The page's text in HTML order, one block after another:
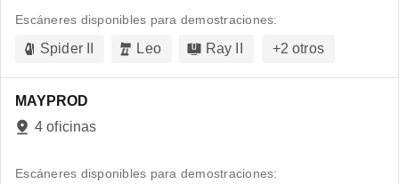
Escáneres disponibles para demostraciones:
Spider II Leo Ray II +2 otros
MAYPROD
4 oficinas
Escáneres disponibles para demostraciones: